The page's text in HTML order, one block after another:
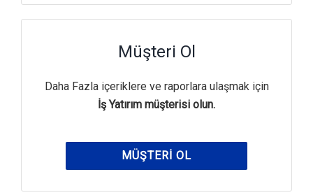
Müşteri Ol
Daha Fazla içeriklere ve raporlara ulaşmak için
İş Yatırım müşterisi olun.
MÜŞTERI OL